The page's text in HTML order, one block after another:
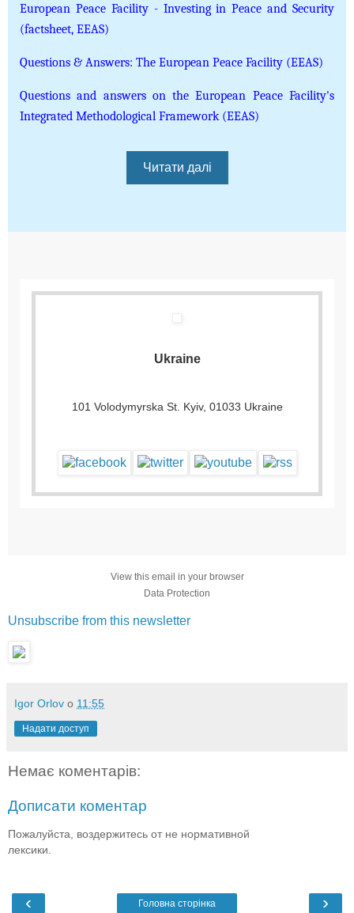
European Peace Facility - Investing in Peace and Security
(factsheet, EEAS)
Questions & Answers: The European Peace Facility (EEAS)
Questions and answers on the European Peace Facility's
Integrated Methodological Framework (EEAS)
Читати далі
Ukraine
101 Volodymyrska St. Kyiv, 01033 Ukraine
View this email in your browser
Data Protection
Unsubscribe from this newsletter
Igor Orlov о 11:55
Надати доступ
Немає коментарів:
Дописати коментар
Пожалуйста, воздержитесь от не нормативной
лексики.
‹ ›
Головна сторінка